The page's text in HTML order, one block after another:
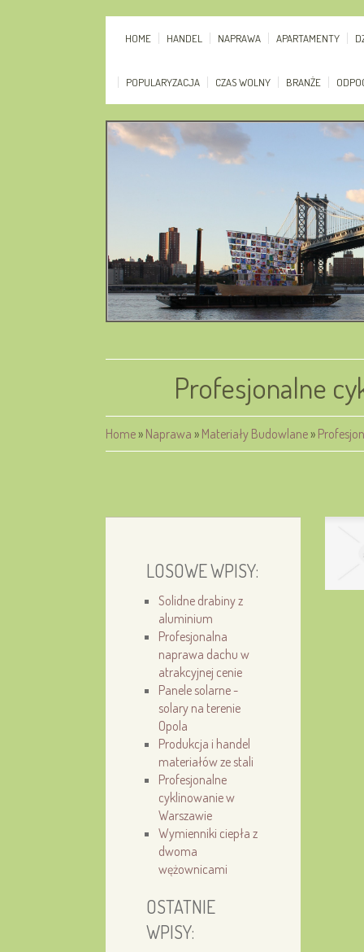
HOME HANDEL NAPRAWA APARTAMENTY
POPULARYZACJA CZAS WOLNY BRANŻE
Profesjonalne
Home» Naprawa » Materiały Budowlane»
LOSOWE WPISY:
Solidne drabiny z
aluminium
Profesjonalna
naprawa dachu w
atrakcyjnej cenie
Panele solarne -
solary na terenie
Opola
Produkcja i handel
materiałów ze stali
Profesjonalne
cyklinowanie w
Warszawie
Wymienniki ciepła z
dwoma
wężownicami
OSTATNIE
WPISY: